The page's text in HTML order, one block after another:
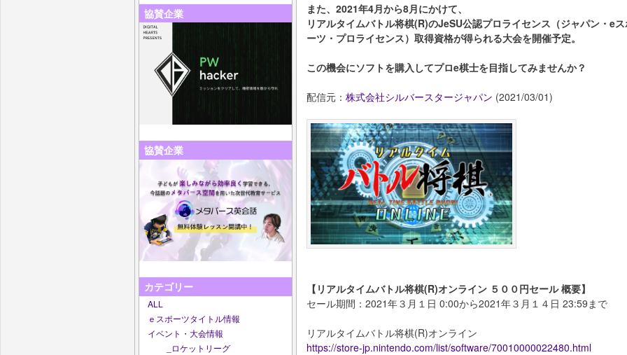
協賛企業
協賛企業
カテゴリー
ALL
ｅスポーツタイトル情報
イベント・大会情報
_ロケットリーグ
また、2021年4月から8月にかけて、
リアルタイムバトル将棋(R)のJeSU公認プロライセンス（ジャパン・e
ーツ・プロライセンス）取得資格が得られる大会を開催予定。
この機会にソフトを購入してプロe棋士を目指してみませんか？
配信元： 株式会社シルバースタージャパン (2021/03/01)
【リアルタイムバトル将棋(R)オンライン ５００円セール 概要】
セール期間：2021年３月１日 0:00から2021年３月１４日 23:59まで
リアルタイムバトル将棋(R)オンライン
https://store-jp.nintendo.com/list/software/70010000022480.html